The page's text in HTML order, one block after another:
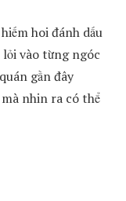
hoi đánh dấu
vào từng ngóc
gần đây
nhin ra có thể